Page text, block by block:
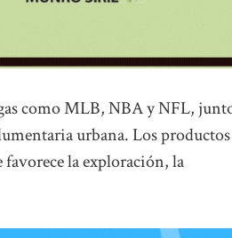
como MLB, NBA y NFL,
urbana. Los productos
la exploración, la